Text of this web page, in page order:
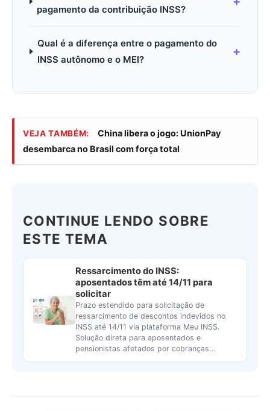
pagamento da contribuição INSS?
Qual é a diferença entre o pagamento do
INSS autônomo e o MEI?
VEJA TAMBÉM:
China libera o jogo: UnionPay
desembarca no Brasil com força total
CONTINUE LENDO SOBRE
ESTE TEMA
Ressarcimento do INSS:
aposentados têm até 14/11 para
solicitar
Prazo estendido para solicitação de
ressarcimento de descontos indevidos no
INSS até 14/11 via plataforma Meu INSS.
Solução direta para aposentados e
pensionistas afetados por cobranças…